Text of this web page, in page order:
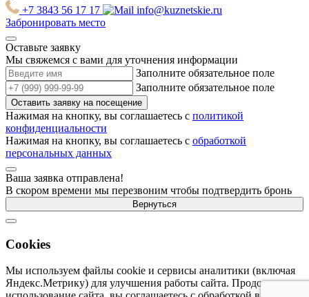
+7 3843 56 17 17
info@kuznetskie.ru
Забронировать место
Оставьте заявку
Мы свяжемся с вами для уточнения информации
Заполните обязательное поле
Заполните обязательное поле
Оставить заявку на посещение
Нажимая на кнопку, вы соглашаетесь с политикой
конфиденциальности
Нажимая на кнопку, вы соглашаетесь с обработкой
персональных данных
Ваша заявка отправлена!
В скором времени мы перезвоним чтобы подтвердить бронь
Вернуться
Cookies
Мы используем файлы cookie и сервисы аналитики (включая
Яндекс.Метрику) для улучшения работы сайта. Продолжая